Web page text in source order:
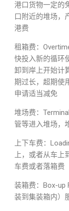
港口货物一定的
口附近的堆场，
港费
租箱费：
快投入新的循环
卸到岸上开始计
期过长，超期使
申请适当减免
堆场费：
管等进入堆场，
上下车费：
上，或者从车
车费或者落箱费
装箱费：Box-up
装到集装箱内）